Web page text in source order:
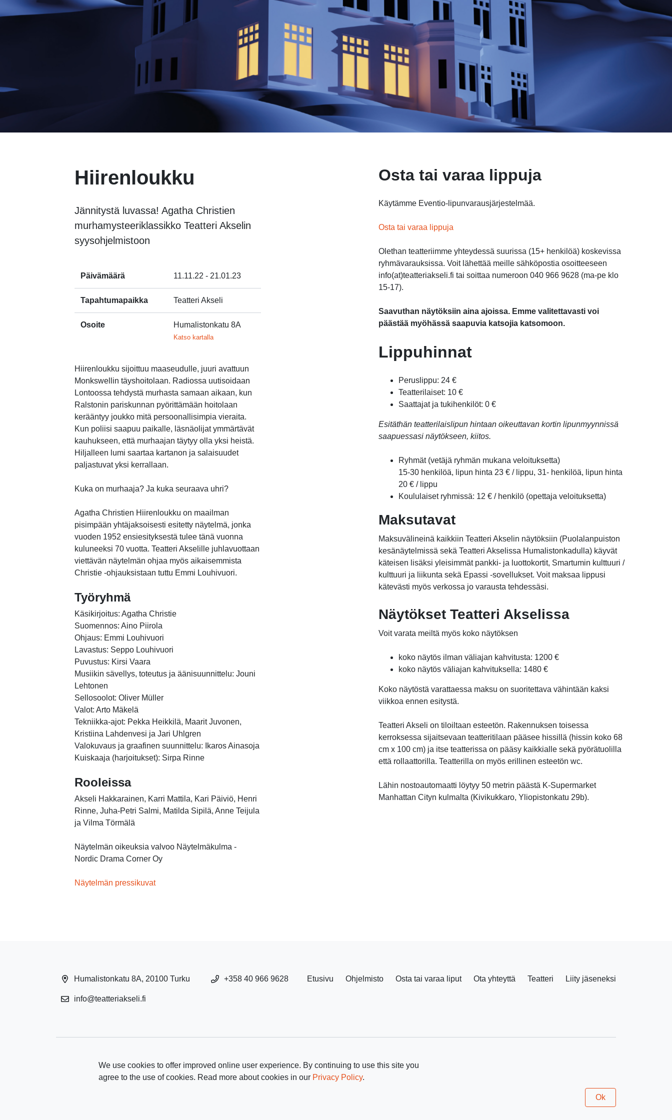
We use cookies to offer improved online user experience. By continuing to use this site you
agree to the use of cookies. Read more about cookies in our Privacy Policy.
Ok
Hiirenloukku
Jännitystä luvassa! Agatha Christien
murhamysteeriklassikko Teatteri Akselin
syysohjelmistoon
Päivämäärä 11.11.22 - 21.01.23
Tapahtumapaikka Teatteri Akseli
Osoite Humalistonkatu 8A
Katso kartalla
Hiirenloukku sijoittuu maaseudulle, juuri avattuun
Monkswellin täyshoitolaan. Radiossa uutisoidaan
Lontoossa tehdystä murhasta samaan aikaan, kun
Ralstonin pariskunnan pyörittämään hoitolaan
kerääntyy joukko mitä persoonallisimpia vieraita.
Kun poliisi saapuu paikalle, läsnäolijat ymmärtävät
kauhukseen, että murhaajan täytyy olla yksi heistä.
Hiljalleen lumi saartaa kartanon ja salaisuudet
paljastuvat yksi kerrallaan.
Kuka on murhaaja? Ja kuka seuraava uhri?
Agatha Christien Hiirenloukku on maailman
pisimpään yhtäjaksoisesti esitetty näytelmä, jonka
vuoden 1952 ensiesityksestä tulee tänä vuonna
kuluneeksi 70 vuotta. Teatteri Akselille juhlavuottaan
viettävän näytelmän ohjaa myös aikaisemmista
Christie -ohjauksistaan tuttu Emmi Louhivuori.
Työryhmä
Käsikirjoitus: Agatha Christie
Suomennos: Aino Piirola
Ohjaus: Emmi Louhivuori
Lavastus: Seppo Louhivuori
Puvustus: Kirsi Vaara
Musiikin sävellys, toteutus ja äänisuunnittelu: Jouni
Lehtonen
Sellosoolot: Oliver Müller
Valot: Arto Mäkelä
Tekniikka-ajot: Pekka Heikkilä, Maarit Juvonen,
Kristiina Lahdenvesi ja Jari Uhlgren
Valokuvaus ja graafinen suunnittelu: Ikaros Ainasoja
Kuiskaaja (harjoitukset): Sirpa Rinne
Rooleissa
Akseli Hakkarainen, Karri Mattila, Kari Päiviö, Henri
Rinne, Juha-Petri Salmi, Matilda Sipilä, Anne Teijula
ja Vilma Törmälä
Näytelmän oikeuksia valvoo Näytelmäkulma -
Nordic Drama Corner Oy
Näytelmän pressikuvat
Osta tai varaa lippuja
Käytämme Eventio-lipunvarausjärjestelmää.
Osta tai varaa lippuja
Olethan teatteriimme yhteydessä suurissa (15+ henkilöä) koskevissa
ryhmävarauksissa. Voit lähettää meille sähköpostia osoitteeseen
info(at)teatteriakseli.fi tai soittaa numeroon 040 966 9628 (ma-pe klo
15-17).
Saavuthan näytöksiin aina ajoissa. Emme valitettavasti voi
päästää myöhässä saapuvia katsojia katsomoon.
Lippuhinnat
Peruslippu: 24 €
Teatterilaiset: 10 €
Saattajat ja tukihenkilöt: 0 €
Esitäthän teatterilaislipun hintaan oikeuttavan kortin lipunmyynnissä
saapuessasi näytökseen, kiitos.
Ryhmät (vetäjä ryhmän mukana veloituksetta)
15-30 henkilöä, lipun hinta 23 € / lippu, 31- henkilöä, lipun hinta
20 € / lippu
Koululaiset ryhmissä: 12 € / henkilö (opettaja veloituksetta)
Maksutavat
Maksuvälineinä kaikkiin Teatteri Akselin näytöksiin (Puolalanpuiston
kesänäytelmissä sekä Teatteri Akselissa Humalistonkadulla) käyvät
käteisen lisäksi yleisimmät pankki- ja luottokortit, Smartumin kulttuuri /
kulttuuri ja liikunta sekä Epassi -sovellukset. Voit maksaa lippusi
kätevästi myös verkossa jo varausta tehdessäsi.
Näytökset Teatteri Akselissa
Voit varata meiltä myös koko näytöksen
koko näytös ilman väliajan kahvitusta: 1200 €
koko näytös väliajan kahvituksella: 1480 €
Koko näytöstä varattaessa maksu on suoritettava vähintään kaksi
viikkoa ennen esitystä.
Teatteri Akseli on tiloiltaan esteetön. Rakennuksen toisessa
kerroksessa sijaitsevaan teatteritilaan pääsee hissillä (hissin koko 68
cm x 100 cm) ja itse teatterissa on pääsy kaikkialle sekä pyörätuolilla
että rollaattorilla. Teatterilla on myös erillinen esteetön wc.
Lähin nostoautomaatti löytyy 50 metrin päästä K-Supermarket
Manhattan Cityn kulmalta (Kivikukkaro, Yliopistonkatu 29b).
Humalistonkatu 8A, 20100 Turku +358 40 966 9628
info@teatteriakseli.fi
Etusivu Ohjelmisto Osta tai varaa liput Ota yhteyttä Teatteri Liity jäseneksi